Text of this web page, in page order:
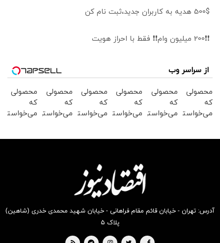
500$ هدیه به کاربران جدید،ثبت نام کن
❗❗200 میلیون وام❗❗ فقط با احراز هویت
از سراسر وب
محصولی
که
می‌خواستی
محصولی
که
می‌خواستی
محصولی
که
می‌خواستی
بخر !
محصولی
که
می‌خواستی
بخر !
محصولی
که
می‌خواستی
محصولی
که
می‌خواستی
آدرس: تهران - خیابان قائم مقام فراهانی - خیابان شهید محمدی خدری (شاهین)
پلاک ۵